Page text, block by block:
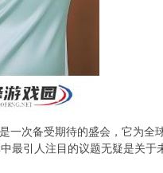
一次备受期待的盛会，它为
最引人注目的议题无疑是关